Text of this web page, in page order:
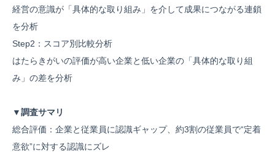
経営の意識が「具体的な取り組み」を介して成果につながる連鎖
を分析
Step2：スコア別比較分析
はたらきがいの評価が高い企業と低い企業の「具体的な取り組
み」の差を分析
▼調査サマリ
総合評価：企業と従業員に認識ギャップ、約3割の従業員で“定着
意欲”に対する認識にズレ